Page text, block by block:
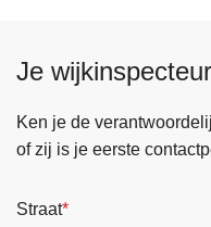
Je wijkinspecteur
Ken je de
of zij is je eerste
Straat